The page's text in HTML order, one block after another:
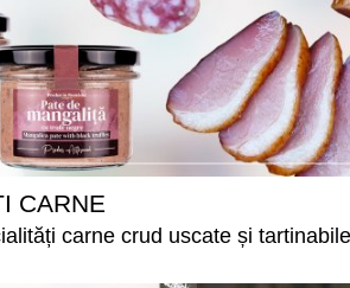
CARNE
carne crud uscate și